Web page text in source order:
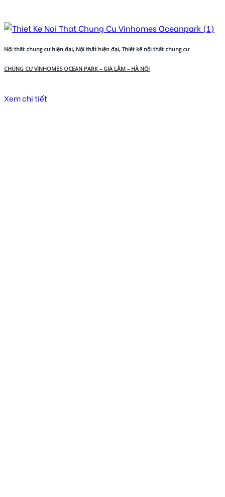
Nội thất chung cư hiện đại, Nội thất hiện đại, Thiết kế nội thất chung cư
CHUNG CƯ VINHOMES OCEAN PARK – GIA LÂM – HÀ NỘI
Xem chi tiết